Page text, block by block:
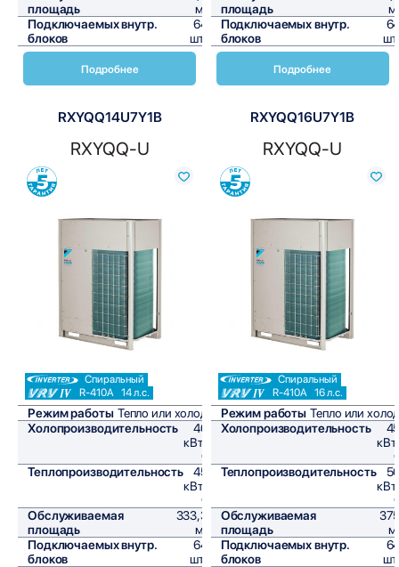
площадь
м²
Подключаемых внутр.
блоков
64
шт,
Подробнее
площадь
Подключаемых внутр.
блоков
Подробнее
RXYQQ14U7Y1B
RXYQQ-U
Сравнить
Спиральный
R-410A 14 л.с.
Режим работы Тепло или холод
Холопроизводительность
40
кВт/
ч
Теплопроизводительность
45
кВт/
ч
Обслуживаемая
площадь
333,3
м²
Подключаемых внутр.
блоков
64
шт,
RXYQQ16U7Y1B
RXYQQ-U
Сравнить
Спиральный
R-410A 16 л.с.
Режим работы Тепло или
Холопроизводительность
Теплопроизводительность
Обслуживаемая
площадь
Подключаемых внутр.
блоков